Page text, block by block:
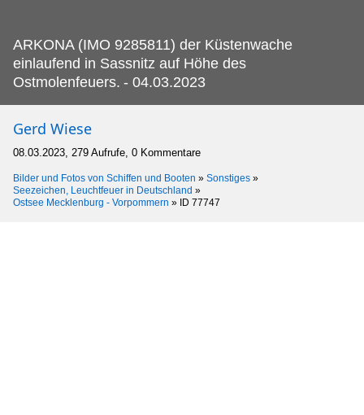
ARKONA (IMO 9285811) der Küstenwache
einlaufend in Sassnitz auf Höhe des
Ostmolenfeuers. - 04.03.2023
Gerd Wiese
08.03.2023, 279 Aufrufe, 0 Kommentare
Bilder und Fotos von Schiffen und Booten » Sonstiges »
Seezeichen, Leuchtfeuer in Deutschland »
Ostsee Mecklenburg - Vorpommern » ID 77747